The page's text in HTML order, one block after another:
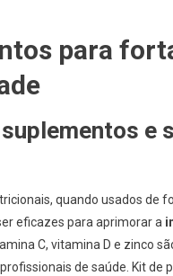
para
e
quando usados de
eficazes para aprimorar a
C, vitamina D e zinco
de saúde. Kit de